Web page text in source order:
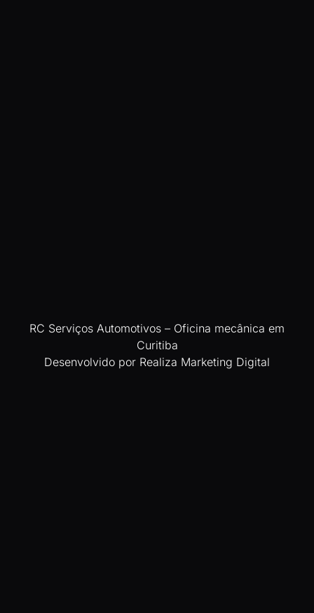
RC Serviços Automotivos – Oficina mecânica em
Curitiba
Desenvolvido por Realiza Marketing Digital